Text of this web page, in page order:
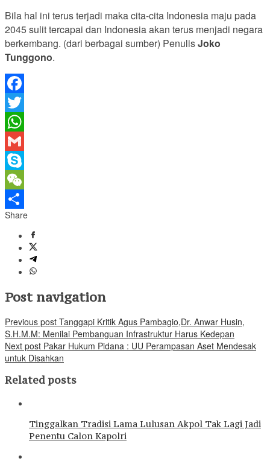
Bila hal ini terus terjadi maka cita-cita Indonesia maju pada
2045 sulit tercapai dan Indonesia akan terus menjadi negara
berkembang. (dari berbagai sumber) PenulisJoko
Tunggono.
Facebook
Twitter
WhatsApp
Gmail
Skype
WeChat
Share
Share
Post navigation
Previous post Tanggapi Kritik Agus Pambagio,Dr. Anwar Husin,
S.H.M.M: Menilai Pembanguan Infrastruktur Harus Kedepan
Next post Pakar Hukum Pidana : UU Perampasan Aset Mendesak
untuk Disahkan
Related posts
Tinggalkan Tradisi Lama Lulusan Akpol Tak Lagi Jadi
Penentu Calon Kapolri